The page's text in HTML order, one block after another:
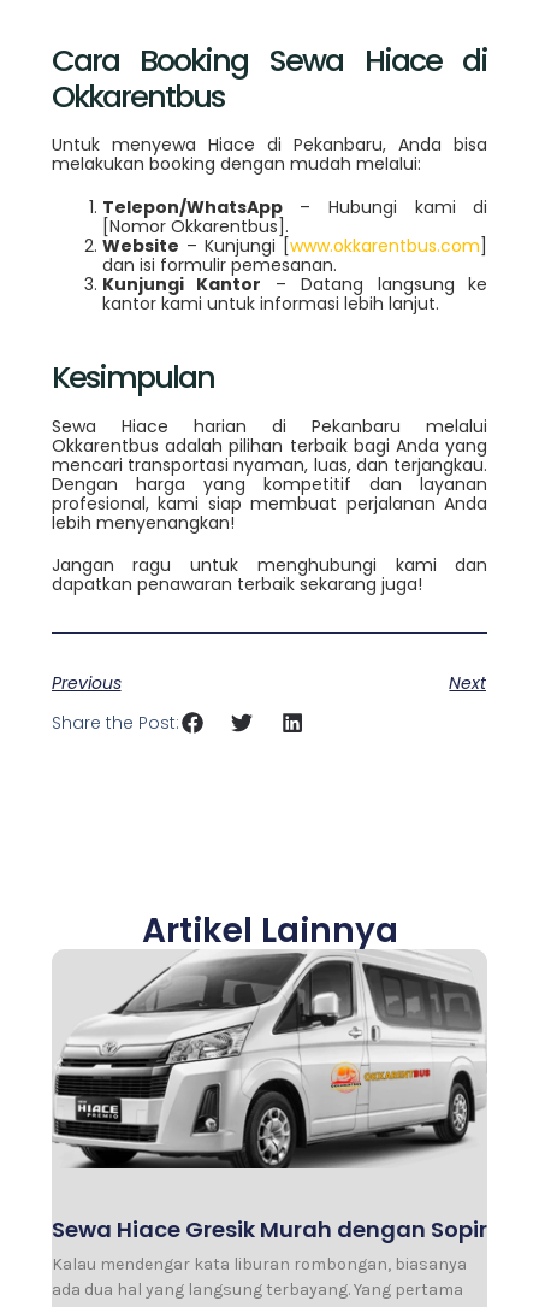
Cara Booking Sewa Hiace di
Okkarentbus
Untuk menyewa Hiace di Pekanbaru, Anda bisa
melakukan booking dengan mudah melalui:
Telepon/WhatsApp– Hubungi kami di
[Nomor Okkarentbus].
Website – Kunjungi [www.okkarentbus.com]
dan isi formulir pemesanan.
Kunjungi Kantor – Datang langsung ke
kantor kami untuk informasi lebih lanjut.
Kesimpulan
Sewa Hiace harian di Pekanbaru melalui
Okkarentbus adalah pilihan terbaik bagi Anda yang
mencari transportasi nyaman, luas, dan terjangkau.
Dengan harga yang kompetitif dan layanan
profesional, kami siap membuat perjalanan Anda
lebih menyenangkan!
Jangan ragu untuk menghubungi kami dan
dapatkan penawaran terbaik sekarang juga!
Previous
Next
Share the Post:
Artikel Lainnya
Sewa Hiace Gresik Murah dengan Sopir
Kalau mendengar kata liburan rombongan, biasanya
ada dua hal yang langsung terbayang. Yang pertama